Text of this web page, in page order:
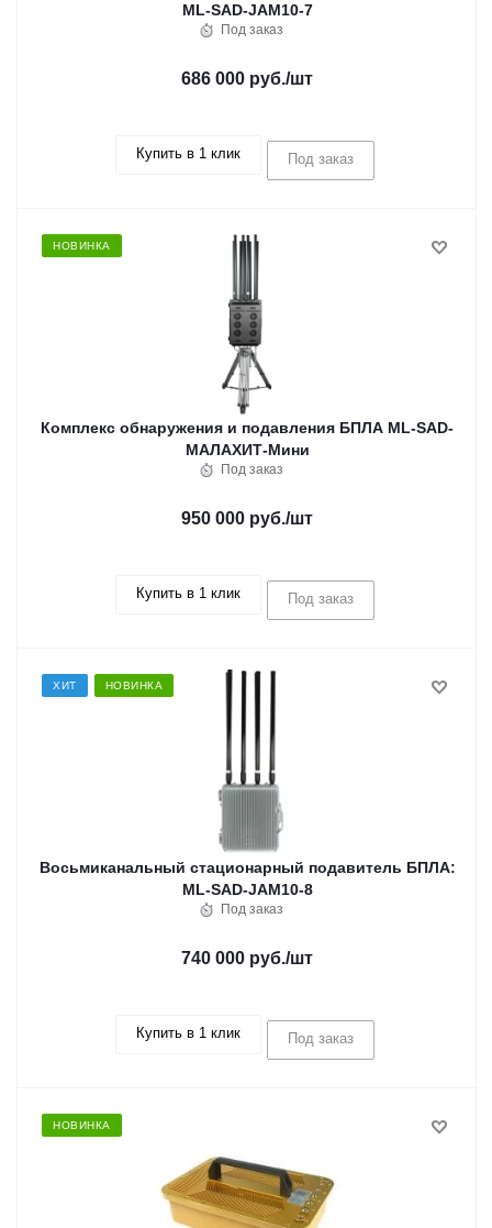
ML-SAD-JAM10-7
Под заказ
686 000 руб./шт
Купить в 1 клик Под заказ
НОВИНКА
Комплекс обнаружения и подавления БПЛА ML-SAD-
МАЛАХИТ-Мини
Под заказ
950 000 руб./шт
Купить в 1 клик Под заказ
ХИТ НОВИНКА
Восьмиканальный стационарный подавитель БПЛА:
ML-SAD-JAM10-8
Под заказ
740 000 руб./шт
Купить в 1 клик Под заказ
НОВИНКА